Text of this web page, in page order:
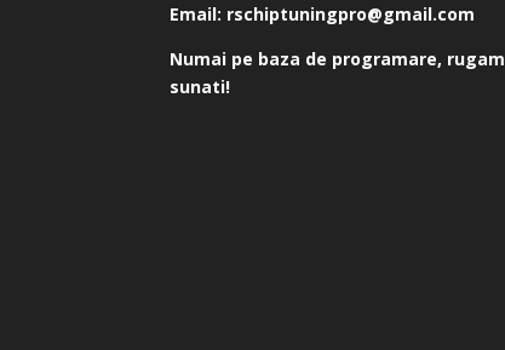
Email: rschiptuningpro@gmail.com
Numai pe baza de programare, rugam
sunati!